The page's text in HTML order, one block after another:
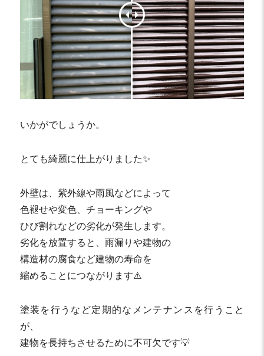
いかがでしょうか。
とても綺麗に仕上がりました✨
外壁は、紫外線や雨風などによって
色褪せや変色、チョーキングや
ひび割れなどの劣化が発生します。
劣化を放置すると、雨漏りや建物の
構造材の腐食など建物の寿命を
縮めることにつながります⚠️
塗装を行うなど定期的なメンテナンスを行うこと
が、
建物を長持ちさせるために不可欠です💡